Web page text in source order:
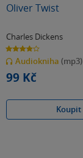
Oliver Twist
Charles Dickens
3.9
z
5
hvězdiček
Audiokniha (mp3)
99 Kč
Koupit